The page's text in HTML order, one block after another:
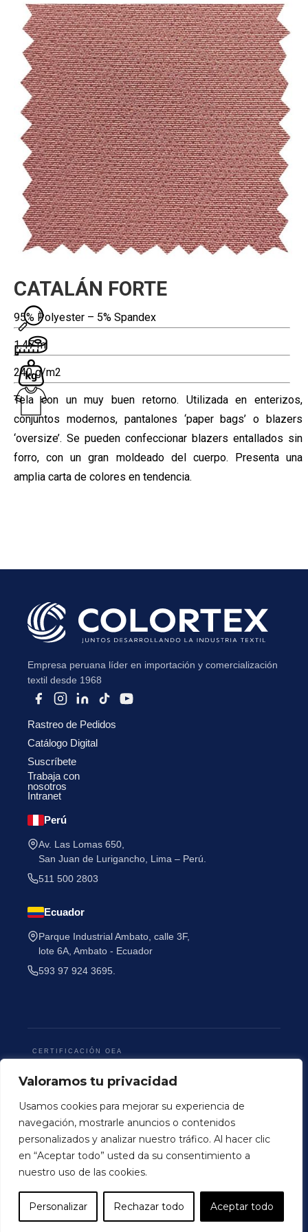
Valoramos tu privacidad
Usamos cookies para mejorar su experiencia de
navegación, mostrarle anuncios o contenidos
personalizados y analizar nuestro tráfico. Al hacer clic
en “Aceptar todo” usted da su consentimiento a
nuestro uso de las cookies.
Personalizar Rechazar todo Aceptar todo
CATALÁN FORTE
95% Polyester – 5% Spandex
1.47 m
240 g/m2
Tela con un muy buen retorno. Utilizada en enterizos,
conjuntos modernos, pantalones ‘paper bags’ o blazers
‘oversize’. Se pueden confeccionar blazers entallados sin
forro, con un gran moldeado del cuerpo. Presenta una
amplia carta de colores en tendencia.
Empresa peruana líder en importación y comercialización
textil desde 1968
Rastreo de Pedidos
Catálogo Digital
Suscríbete
Trabaja con
nosotros
Intranet
Perú
Av. Las Lomas 650,
San Juan de Lurigancho, Lima – Perú.
511 500 2803
Ecuador
Parque Industrial Ambato, calle 3F,
lote 6A, Ambato - Ecuador
593 97 924 3695.
CERTIFICACIÓN OEA
Terminos y CondicionesPolitica de Privacidad
© 2026 Colortex Perú. Todos los derechos reservados
Datos personales:
Subir su cv*
He leído y acepto laPolítica de Privacidad